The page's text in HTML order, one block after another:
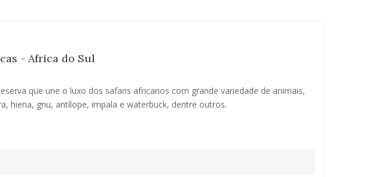
- Africa do Sul
que une o luxo dos safaris africanos com grande variedade de animais,
hiena, gnu, antílope, impala e waterbuck, dentre outros.